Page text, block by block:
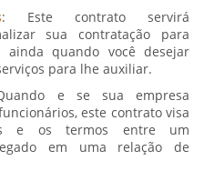
: Este contrato servirá
sua contratação para
ainda quando você desejar
para lhe auxiliar.
e se sua empresa
este contrato visa
e os termos entre um
em uma relação de